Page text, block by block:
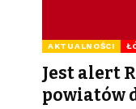
AKTUALNOŚCI
Jest alert
powiatów